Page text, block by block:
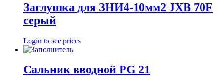
Заглушка для ЗНИ4-10мм2 JXB 70F
серый
Login to see prices
Сальник вводной PG 21